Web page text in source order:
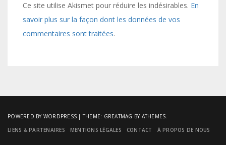
Ce site utilise Akismet pour réduire les indésirables. En
savoir plus sur la façon dont les données de vos
commentaires sont traitées.
POWERED BY WORDPRESS |THEME: GREATMAG BY ATHEMES.
LIENS & PARTENAIRES
MENTIONS LÉGALES CONTACT À PROPOS DE NOUS